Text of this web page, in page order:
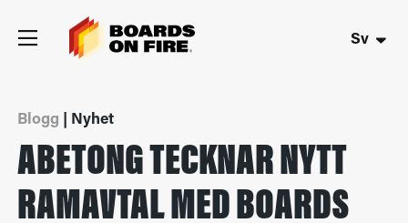
Sv
Blogg | Nyhet
ABETONG TECKNAR NYTT
RAMAVTAL MED BOARDS